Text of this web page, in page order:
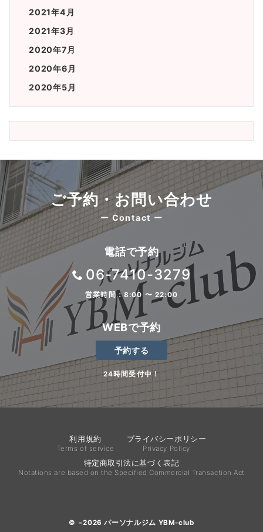
2021年4月
2021年3月
2020年7月
2020年6月
2020年5月
ご予約・お問い合わせ
ー Contact ー
電話で予約
06-7410-3279
営業時間：8:00 〜 22:00
WEBで予約
予約する
24時間受付中！
利用規約
Terms of service
プライバシーポリシー
Privacy Policy
特定商取引法に基づく表記
Notations are based on the Specified Commercial Transaction Act
© −2026パーソナルジム YBM-club